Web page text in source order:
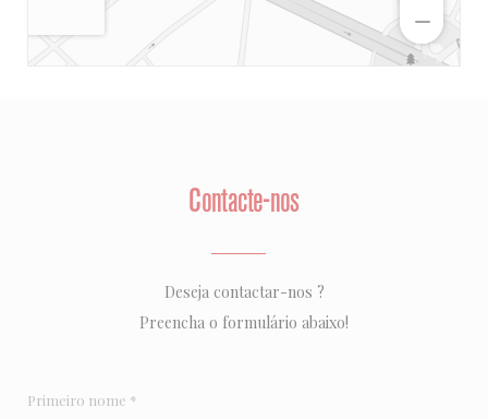
Contacte-nos
Deseja contactar-nos ?
Preencha o formulário abaixo!